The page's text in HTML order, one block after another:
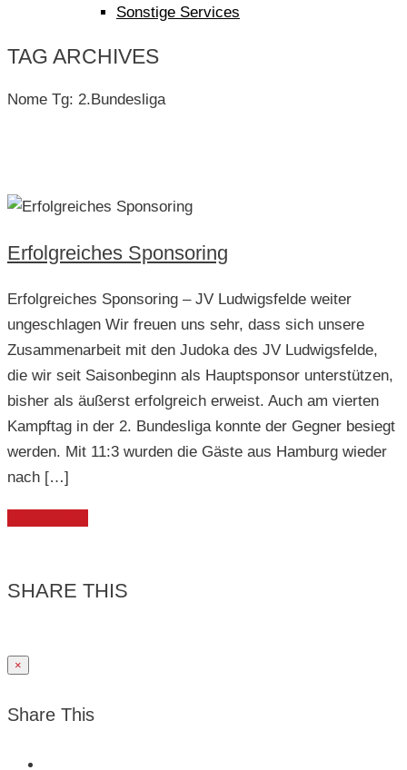
Sonstige Services
TAG ARCHIVES
Nome Tg: 2.Bundesliga
Erfolgreiches Sponsoring
Erfolgreiches Sponsoring – JV Ludwigsfelde weiter
ungeschlagen Wir freuen uns sehr, dass sich unsere
Zusammenarbeit mit den Judoka des JV Ludwigsfelde,
die wir seit Saisonbeginn als Hauptsponsor unterstützen,
bisher als äußerst erfolgreich erweist. Auch am vierten
Kampftag in der 2. Bundesliga konnte der Gegner besiegt
werden. Mit 11:3 wurden die Gäste aus Hamburg wieder
nach […]
SHARE THIS
×
Share This